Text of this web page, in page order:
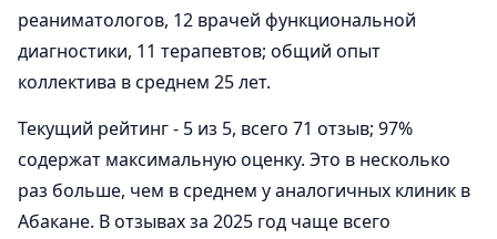
реаниматологов, 12 врачей функциональной
диагностики, 11 терапевтов; общий опыт
коллектива в среднем 25 лет.
Текущий рейтинг - 5 из 5, всего 71 отзыв; 97%
содержат максимальную оценку. Это в несколько
раз больше, чем в среднем у аналогичных клиник в
Абакане. В отзывах за 2025 год чаще всего